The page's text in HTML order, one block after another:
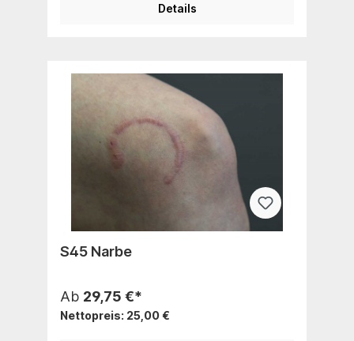
Details
S45 Narbe
Ab 29,75 €*
Nettopreis: 25,00 €